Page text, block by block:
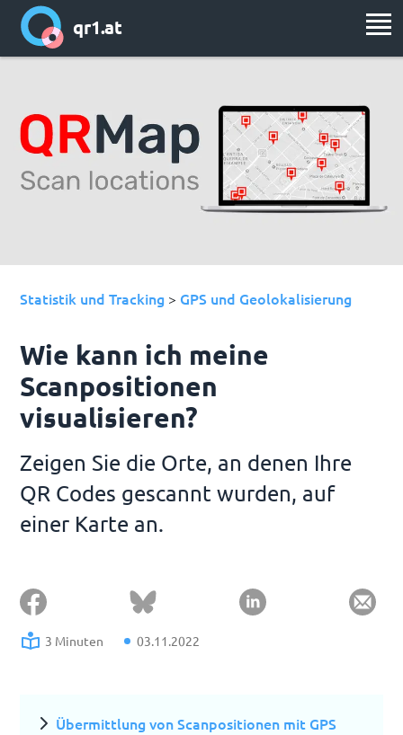
qr1.at
Statistik und Tracking > GPS und Geolokalisierung
Wie kann ich meine
Scanpositionen
visualisieren?
Zeigen Sie die Orte, an denen Ihre
QR Codes gescannt wurden, auf
einer Karte an.
3 Minuten 03.11.2022
Übermittlung von Scanpositionen mit GPS